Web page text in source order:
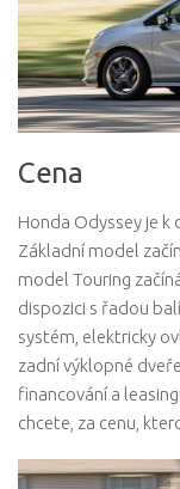
Cena
Honda Odyssey je k
Základní model
model Touring
dispozici s řadou
systém, elektricky
zadní výklopné
financování a
chcete, za cenu,